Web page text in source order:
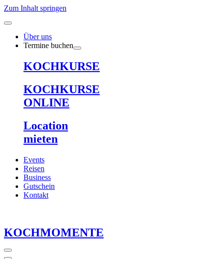
Zum Inhalt springen
Über uns
Termine buchen
KOCHKURSE
KOCHKURSE
ONLINE
Location
mieten
Events
Reisen
Business
Gutschein
Kontakt
KOCHMOMENTE